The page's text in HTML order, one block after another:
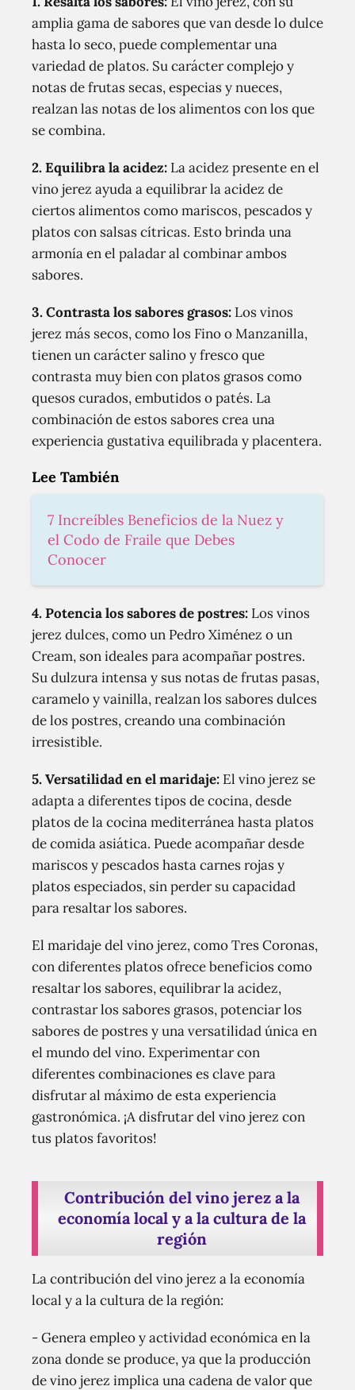
amplia gama de sabores que van desde lo dulce
hasta lo seco, puede complementar una
variedad de platos. Su carácter complejo y
notas de frutas secas, especias y nueces,
realzan las notas de los alimentos con los que
se combina.
2. Equilibra la acidez: La acidez presente en el
vino jerez ayuda a equilibrar la acidez de
ciertos alimentos como mariscos, pescados y
platos con salsas cítricas. Esto brinda una
armonía en el paladar al combinar ambos
sabores.
3. Contrasta los sabores grasos: Los vinos
jerez más secos, como los Fino o Manzanilla,
tienen un carácter salino y fresco que
contrasta muy bien con platos grasos como
quesos curados, embutidos o patés. La
combinación de estos sabores crea una
experiencia gustativa equilibrada y placentera.
Lee También
7 Increíbles Beneficios de la Nuez y
el Codo de Fraile que Debes
Conocer
4. Potencia los sabores de postres: Los vinos
jerez dulces, como un Pedro Ximénez o un
Cream, son ideales para acompañar postres.
Su dulzura intensa y sus notas de frutas pasas,
caramelo y vainilla, realzan los sabores dulces
de los postres, creando una combinación
irresistible.
5. Versatilidad en el maridaje: El vino jerez se
adapta a diferentes tipos de cocina, desde
platos de la cocina mediterránea hasta platos
de comida asiática. Puede acompañar desde
mariscos y pescados hasta carnes rojas y
platos especiados, sin perder su capacidad
para resaltar los sabores.
El maridaje del vino jerez, como Tres Coronas,
con diferentes platos ofrece beneficios como
resaltar los sabores, equilibrar la acidez,
contrastar los sabores grasos, potenciar los
sabores de postres y una versatilidad única en
el mundo del vino. Experimentar con
diferentes combinaciones es clave para
disfrutar al máximo de esta experiencia
gastronómica. ¡A disfrutar del vino jerez con
tus platos favoritos!
Contribución del vino jerez a la
economía local y a la cultura de la
región
La contribución del vino jerez a la economía
local y a la cultura de la región:
- Genera empleo y actividad económica en la
zona donde se produce, ya que la producción
de vino jerez implica una cadena de valor que